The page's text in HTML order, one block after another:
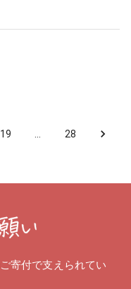
19 28
寄付で支えられてい